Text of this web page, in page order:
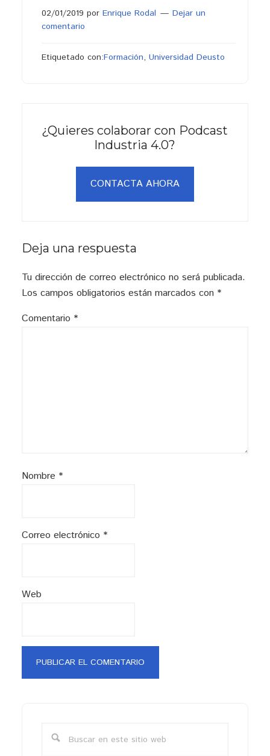
02/01/2019 por Enrique Rodal
Dejar un
comentario
Etiquetado con:Formación, Universidad Deusto
¿Quieres colaborar con Podcast
Industria 4.0?
CONTACTA AHORA
Interacciones
los
lectores
Deja una respuesta
Tu dirección de correo electrónico no será publicada.
Los campos obligatorios están marcados con *
Comentario *
Nombre *
Correo electrónico *
Web
primaria